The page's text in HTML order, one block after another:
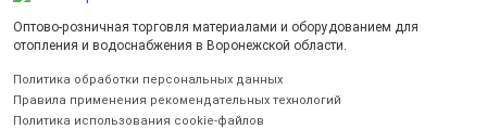
Оптово-розничная торговля материалами и оборудованием для
отопления и водоснабжения в Воронежской области.
Политика обработки персональных данных
Правила применения рекомендательных технологий
Политика использования cookie-файлов